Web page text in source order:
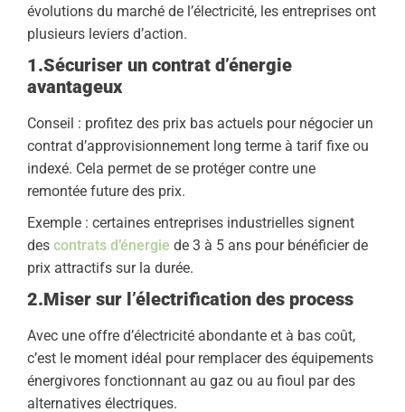
évolutions du marché de l’électricité, les entreprises ont
plusieurs leviers d’action.
1.Sécuriser un contrat d’énergie
avantageux
Conseil : profitez des prix bas actuels pour négocier un
contrat d’approvisionnement long terme à tarif fixe ou
indexé. Cela permet de se protéger contre une
remontée future des prix.
Exemple : certaines entreprises industrielles signent
des contrats d’énergie de 3 à 5 ans pour bénéficier de
prix attractifs sur la durée.
2.Miser sur l’électrification des process
Avec une offre d’électricité abondante et à bas coût,
c’est le moment idéal pour remplacer des équipements
énergivores fonctionnant au gaz ou au fioul par des
alternatives électriques.